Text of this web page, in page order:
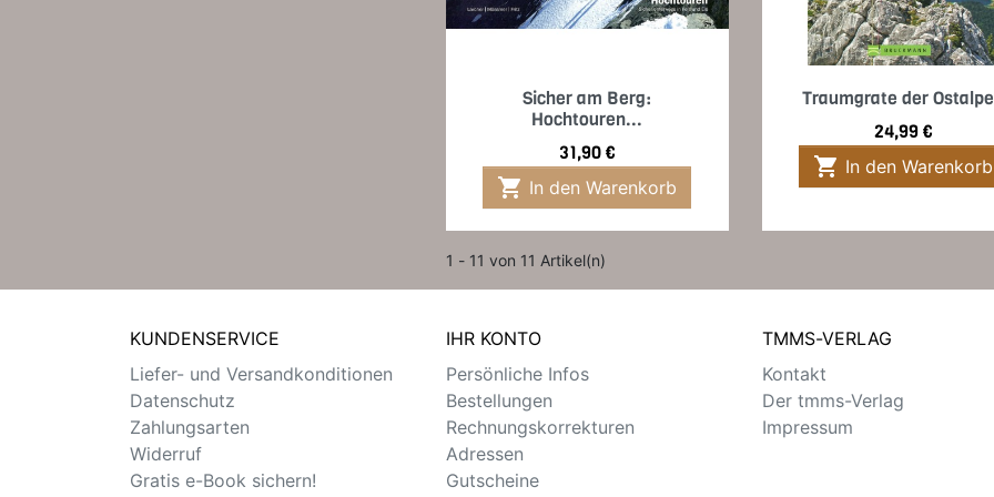
 Vorschau
Sicher am Berg:
Hochtouren...
Preis
31,90 €
 In den Warenkorb
Vorschau
Traumgrate der
Preis
24,99 €
 In den Warenkorb
1 - 11 von 11 Artikel(n)
KUNDENSERVICE
Liefer- und Versandkonditionen
Datenschutz
Zahlungsarten
Widerruf
Gratis e-Book sichern!
IHR KONTO
Persönliche Infos
Bestellungen
Rechnungskorrekturen
Adressen
Gutscheine
TMMS-VERLAG
Kontakt
Der tmms-Verlag
Impressum